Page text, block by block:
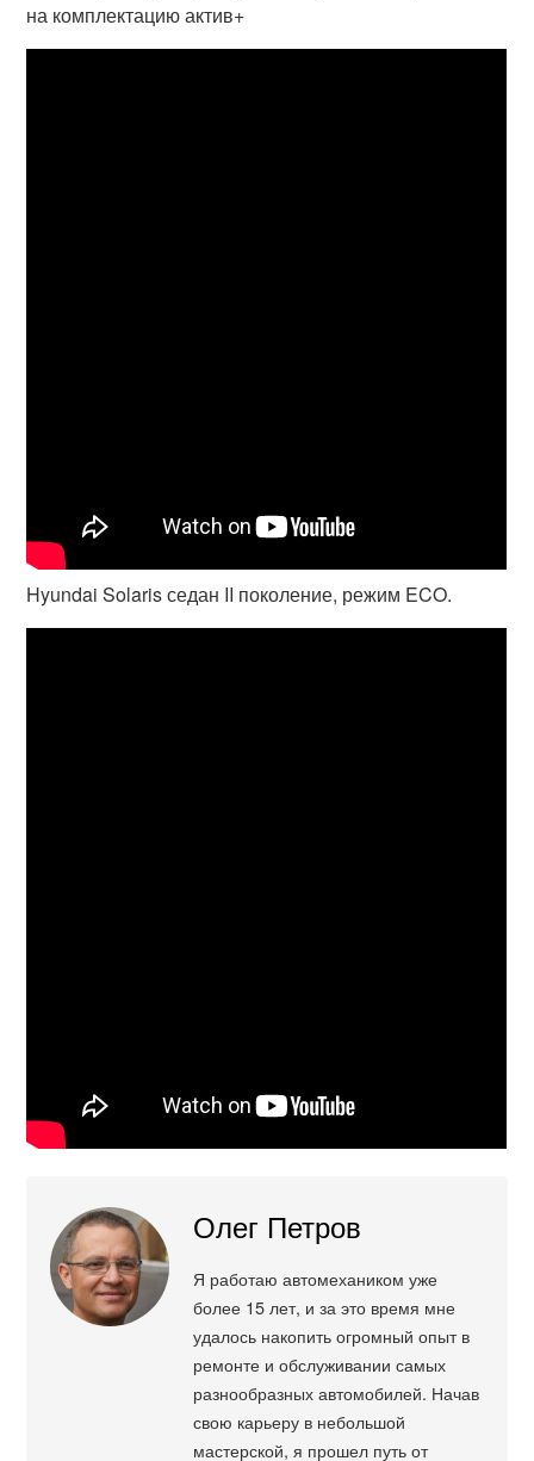
на комплектацию актив+
Hyundai Solaris седан II поколение, режим ECO.
Олег Петров
Я работаю автомехаником уже
более 15 лет, и за это время мне
удалось накопить огромный опыт в
ремонте и обслуживании самых
разнообразных автомобилей. Начав
свою карьеру в небольшой
мастерской, я прошел путь от